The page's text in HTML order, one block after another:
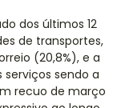
dos últimos 12
de transportes,
(20,8%), e a
serviços sendo a
recuo de março